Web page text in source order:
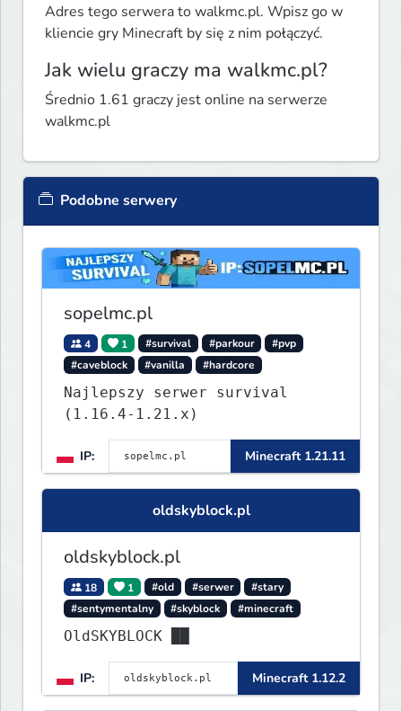
Adres tego serwera to walkmc.pl. Wpisz go w
kliencie gry Minecraft by się z nim połączyć.
Jak wielu graczy ma walkmc.pl?
Średnio 1.61 graczy jest online na serwerze
walkmc.pl
Podobne serwery
sopelmc.pl
4 1 #survival #parkour
#pvp
#caveblock
#vanilla #hardcore
Najlepszy serwer survival
(1.16.4-1.21.x)
IP: Minecraft 1.21.11
oldskyblock.pl
oldskyblock.pl
18 1 #old #serwer
#stary
#sentymentalny
#skyblock #minecraft
OldSKYBLOCK ██
IP: Minecraft 1.12.2